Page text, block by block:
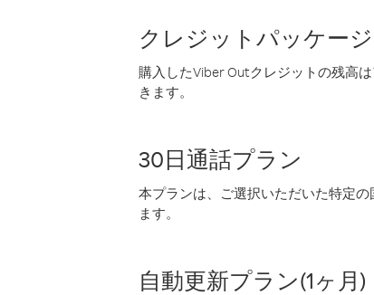
クレジットパッケージ
購入したViber Outクレジットの残高
きます。
30日通話プラン
本プランは、ご選択いただいた特定
ます。
自動更新プラン(1ヶ月)